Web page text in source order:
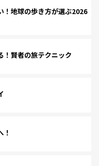
！地球の歩き方が選ぶ2026
！賢者の旅テクニック
！